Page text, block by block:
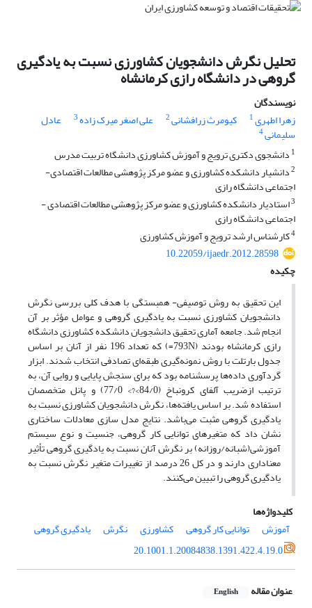
تحلیل نگرش دانشجویان کشاورزی نسبت به یادگیری
گروهی در دانشگاه رازی کرمانشاه
نویسندگان
زهرا اطهری1 کیومرث زرافشانی2 علی اصغر میرک زاده3 عادل
سلیمانی4
1 دانشجوی دکتری ترویج و آموزش کشاورزی دانشگاه تربیت مدرس
2دانشیار دانشکده کشاورزی و عضو مرکز پژوهشی مطالعات اقتصادی-
اجتماعی دانشگاه رازی
3استادیار دانشکده کشاورزی و عضو مرکز پژوهشی مطالعات اقتصادی -
اجتماعی دانشگاه رازی
4کارشناس ارشد ترویج و آموزش کشاورزی
10.22059/ijaedr.2012.28598
چکیده
این تحقیق به روش توصیفی- همبستگی با هدف کلی بررسی نگرش
دانشجویان کشاورزی نسبت به یادگیری گروهی و عوامل مؤثر بر آن
انجام شد. جامعه آماری تحقیق دانشجویان دانشکده کشاورزی دانشگاه
رازی کرمانشاه بودند (793N=) که تعداد 196 نفر از آنان بر اساس
جدول بارتلت با روش نمونه‌گیری طبقه‌ای تصادفی انتخاب شدند. ابزار
گردآوری داده‌ها پرسشنامه بود که برای سنجش پایایی و روایی آن، به
ترتیب ازضریب آلفای کرونباخ (84/0>?> 77/0) و پانل متخصصان
استفاده شد. بر اساس یافته‌ها، نگرش دانشجویان کشاورزی نسبت به
یادگیری گروهی مثبت می‌باشد. نتایج مدل سازی معادلات ساختاری
نشان داد که متغیرهای توانایی کار گروهی، جنسیت و نوع سیستم
آموزشی(شبانه/روزانه) بر نگرش آنان نسبت به یادگیری گروهی تأثیر
معناداری دارند و در کل 26 درصد از تغییرات متغیر نگرش نسبت به
یادگیری گروهی را تبیین می‌کنند.
کلیدواژه‌ها
آموزش
توانایی کار گروهی کشاورزی نگرش
یادگیری گروهی
20.1001.1.20084838.1391.422.4.19.0
عنوان مقاله English